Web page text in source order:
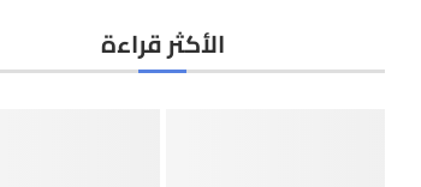
الأكثر قراءة